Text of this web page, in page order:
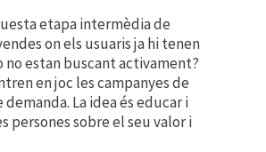
etapa intermèdia de
on els usuaris ja hi tenen
no estan buscant activament?
en joc les campanyes de
La idea és educar i
persones sobre el seu valor i